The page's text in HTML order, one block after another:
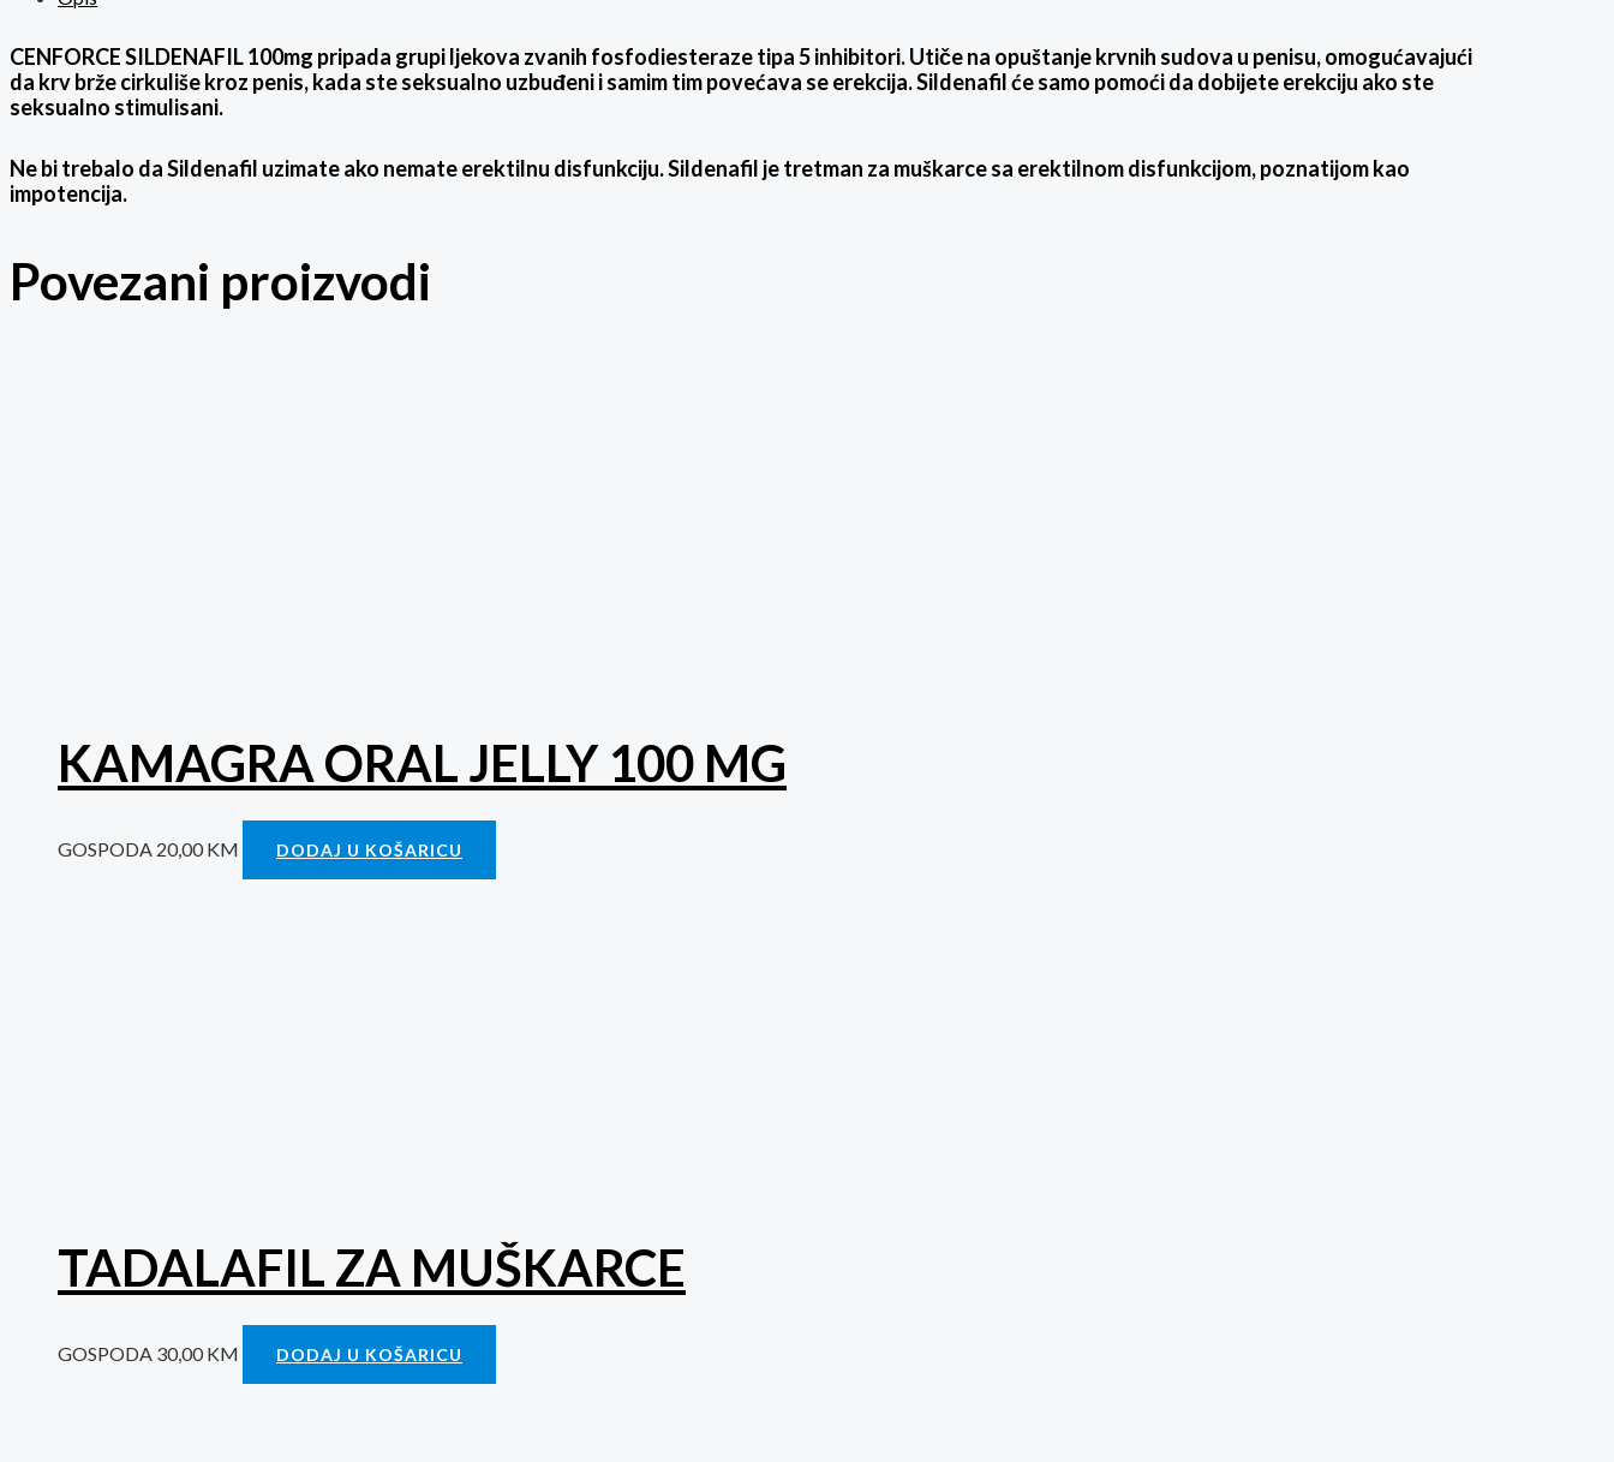
CENFORCE SILDENAFIL 100mg pripada grupi ljekova zvanih fosfodiesteraze tipa 5 inhibitori. Utiče na opuštanje krvnih sudova u penisu, omogućavajući
da krv brže cirkuliše kroz penis, kada ste seksualno uzbuđeni i samim tim povećava se erekcija. Sildenafil će samo pomoći da dobijete erekciju ako ste
seksualno stimulisani.
Ne bi trebalo da Sildenafil uzimate ako nemate erektilnu disfunkciju. Sildenafil je tretman za muškarce sa erektilnom disfunkcijom, poznatijom kao
impotencija.
Povezani proizvodi
KAMAGRA ORAL JELLY 100 MG
GOSPODA 20,00KM DODAJ U KOŠARICU
TADALAFIL ZA MUŠKARCE
GOSPODA 30,00KM DODAJ U KOŠARICU